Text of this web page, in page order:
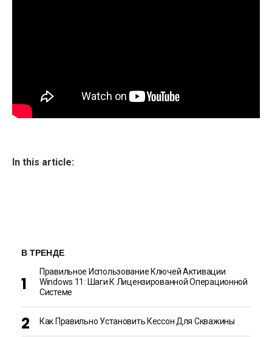
In this article:
В ТРЕНДЕ
Правильное Использование Ключей Активации
Windows 11: Шаги К Лицензированной Операционной
Системе
Как Правильно Установить Кессон Для Скважины